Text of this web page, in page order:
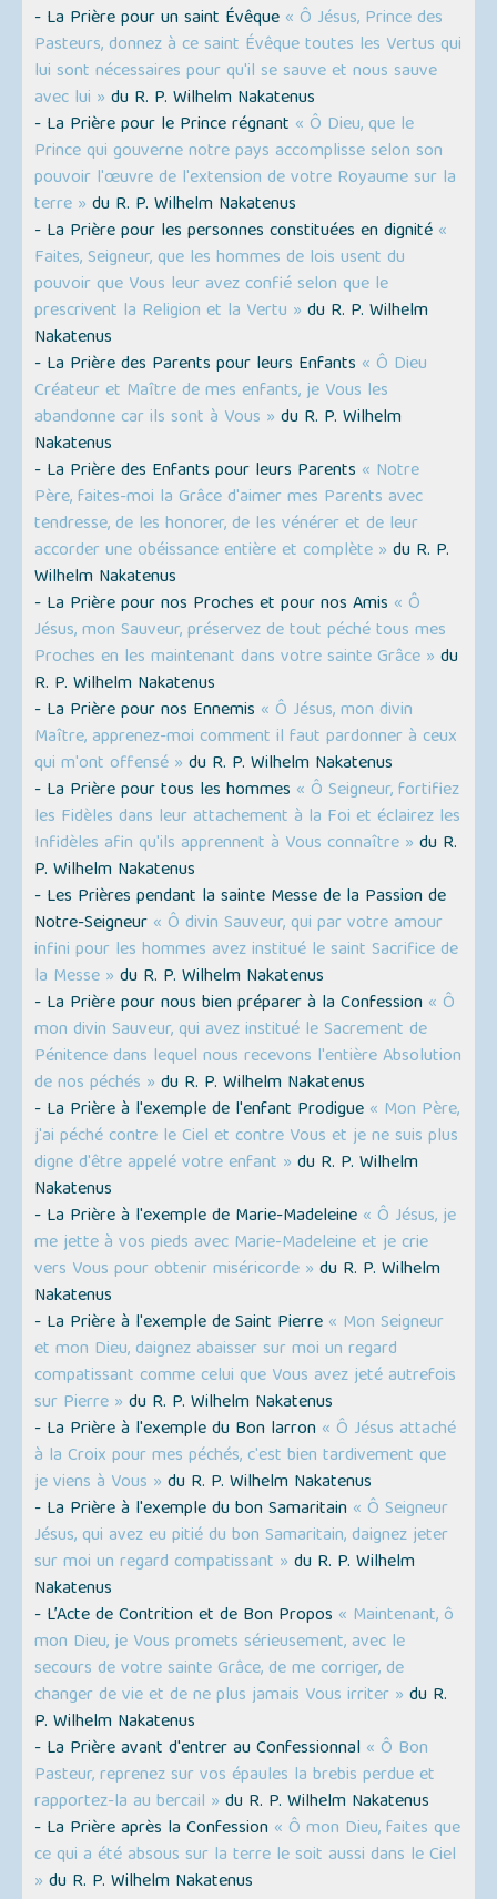
- La Prière pour un saint Évêque « Ô Jésus, Prince des
Pasteurs, donnez à ce saint Évêque toutes les Vertus qui
lui sont nécessaires pour qu'il se sauve et nous sauve
avec lui » du R. P. Wilhelm Nakatenus
- La Prière pour le Prince régnant « Ô Dieu, que le
Prince qui gouverne notre pays accomplisse selon son
pouvoir l'œuvre de l'extension de votre Royaume sur la
terre » du R. P. Wilhelm Nakatenus
- La Prière pour les personnes constituées en dignité «
Faites, Seigneur, que les hommes de lois usent du
pouvoir que Vous leur avez confié selon que le
prescrivent la Religion et la Vertu » du R. P. Wilhelm
Nakatenus
- La Prière des Parents pour leurs Enfants « Ô Dieu
Créateur et Maître de mes enfants, je Vous les
abandonne car ils sont à Vous » du R. P. Wilhelm
Nakatenus
- La Prière des Enfants pour leurs Parents « Notre
Père, faites-moi la Grâce d'aimer mes Parents avec
tendresse, de les honorer, de les vénérer et de leur
accorder une obéissance entière et complète » du R. P.
Wilhelm Nakatenus
- La Prière pour nos Proches et pour nos Amis « Ô
Jésus, mon Sauveur, préservez de tout péché tous mes
Proches en les maintenant dans votre sainte Grâce » du
R. P. Wilhelm Nakatenus
- La Prière pour nos Ennemis « Ô Jésus, mon divin
Maître, apprenez-moi comment il faut pardonner à ceux
qui m'ont offensé » du R. P. Wilhelm Nakatenus
- La Prière pour tous les hommes « Ô Seigneur, fortifiez
les Fidèles dans leur attachement à la Foi et éclairez les
Infidèles afin qu'ils apprennent à Vous connaître » du R.
P. Wilhelm Nakatenus
- Les Prières pendant la sainte Messe de la Passion de
Notre-Seigneur « Ô divin Sauveur, qui par votre amour
infini pour les hommes avez institué le saint Sacrifice de
la Messe » du R. P. Wilhelm Nakatenus
- La Prière pour nous bien préparer à la Confession « Ô
mon divin Sauveur, qui avez institué le Sacrement de
Pénitence dans lequel nous recevons l'entière Absolution
de nos péchés » du R. P. Wilhelm Nakatenus
- La Prière à l'exemple de l'enfant Prodigue « Mon Père,
j'ai péché contre le Ciel et contre Vous et je ne suis plus
digne d'être appelé votre enfant » du R. P. Wilhelm
Nakatenus
- La Prière à l'exemple de Marie-Madeleine « Ô Jésus, je
me jette à vos pieds avec Marie-Madeleine et je crie
vers Vous pour obtenir miséricorde » du R. P. Wilhelm
Nakatenus
- La Prière à l'exemple de Saint Pierre « Mon Seigneur
et mon Dieu, daignez abaisser sur moi un regard
compatissant comme celui que Vous avez jeté autrefois
sur Pierre » du R. P. Wilhelm Nakatenus
- La Prière à l'exemple du Bon larron « Ô Jésus attaché
à la Croix pour mes péchés, c'est bien tardivement que
je viens à Vous » du R. P. Wilhelm Nakatenus
- La Prière à l'exemple du bon Samaritain « Ô Seigneur
Jésus, qui avez eu pitié du bon Samaritain, daignez jeter
sur moi un regard compatissant » du R. P. Wilhelm
Nakatenus
- L’Acte de Contrition et de Bon Propos « Maintenant, ô
mon Dieu, je Vous promets sérieusement, avec le
secours de votre sainte Grâce, de me corriger, de
changer de vie et de ne plus jamais Vous irriter » du R.
P. Wilhelm Nakatenus
- La Prière avant d'entrer au Confessionnal « Ô Bon
Pasteur, reprenez sur vos épaules la brebis perdue et
rapportez-la au bercail » du R. P. Wilhelm Nakatenus
- La Prière après la Confession « Ô mon Dieu, faites que
ce qui a été absous sur la terre le soit aussi dans le Ciel
» du R. P. Wilhelm Nakatenus